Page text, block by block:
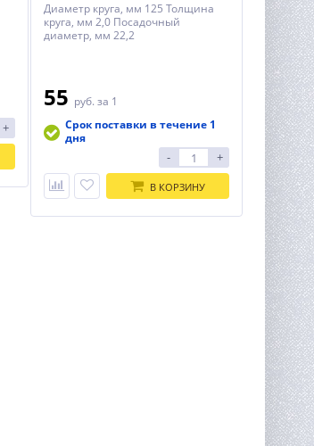
+
Диаметр круга, мм 125 Толщина
круга, мм 2,0 Посадочный
диаметр, мм 22,2
55 руб. за 1
Срок поставки в течение 1
дня
- +
В КОРЗИНУ